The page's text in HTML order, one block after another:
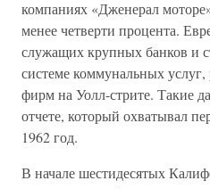
компаниях «Дженерал
менее четверти процента.
служащих крупных банков и
системе коммунальных
фирм на Уолл-стрите. Такие
отчете, который охватывал
1962 год.
В начале шестидесятых